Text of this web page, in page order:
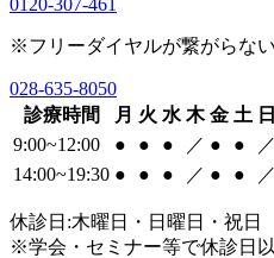
※フリーダイヤルが繋がらな
028-635-8050
診療時間
月 火 水 木 金 土
9:00~12:00
● ● ● ／ ● ●
／
14:00~19:30 ● ● ● ／ ● ● ／
休診日:木曜日・日曜日・祝日
※学会・セミナー等で休診日